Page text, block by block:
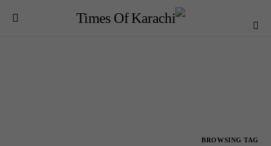
BROWSING TAG